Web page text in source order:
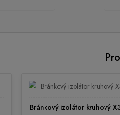
Bránkový izolátor kruhový